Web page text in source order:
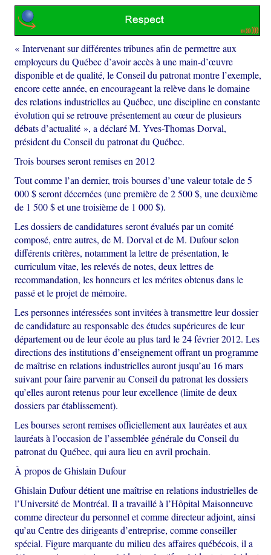
« Intervenant sur différentes tribunes afin de permettre aux
employeurs du Québec d’avoir accès à une main-d’œuvre
disponible et de qualité, le Conseil du patronat montre l’exemple,
encore cette année, en encourageant la relève dans le domaine
des relations industrielles au Québec, une discipline en constante
évolution qui se retrouve présentement au cœur de plusieurs
débats d’actualité », a déclaré M. Yves-Thomas Dorval,
président du Conseil du patronat du Québec.
Trois bourses seront remises en 2012
Tout comme l’an dernier, trois bourses d’une valeur totale de 5
000 $ seront décernées (une première de 2 500 $, une deuxième
de 1 500 $ et une troisième de 1 000 $).
Les dossiers de candidatures seront évalués par un comité
composé, entre autres, de M. Dorval et de M. Dufour selon
différents critères, notamment la lettre de présentation, le
curriculum vitae, les relevés de notes, deux lettres de
recommandation, les honneurs et les mérites obtenus dans le
passé et le projet de mémoire.
Les personnes intéressées sont invitées à transmettre leur dossier
de candidature au responsable des études supérieures de leur
département ou de leur école au plus tard le 24 février 2012. Les
directions des institutions d’enseignement offrant un programme
de maîtrise en relations industrielles auront jusqu’au 16 mars
suivant pour faire parvenir au Conseil du patronat les dossiers
qu’elles auront retenus pour leur excellence (limite de deux
dossiers par établissement).
Les bourses seront remises officiellement aux lauréates et aux
lauréats à l’occasion de l’assemblée générale du Conseil du
patronat du Québec, qui aura lieu en avril prochain.
À propos de Ghislain Dufour
Ghislain Dufour détient une maîtrise en relations industrielles de
l’Université de Montréal. Il a travaillé à l’Hôpital Maisonneuve
comme directeur du personnel et comme directeur adjoint, ainsi
qu’au Centre des dirigeants d’entreprise, comme conseiller
spécial. Figure marquante du milieu des affaires québécois, il a